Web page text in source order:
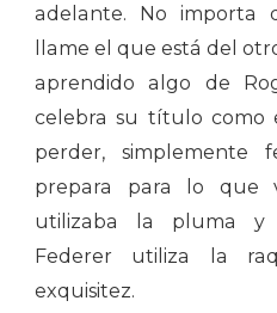
adelante. No importa
llame el que está del
aprendido algo de
celebra su título como
perder, simplemente
prepara para lo que
utilizaba la pluma y
Federer utiliza la
exquisitez.